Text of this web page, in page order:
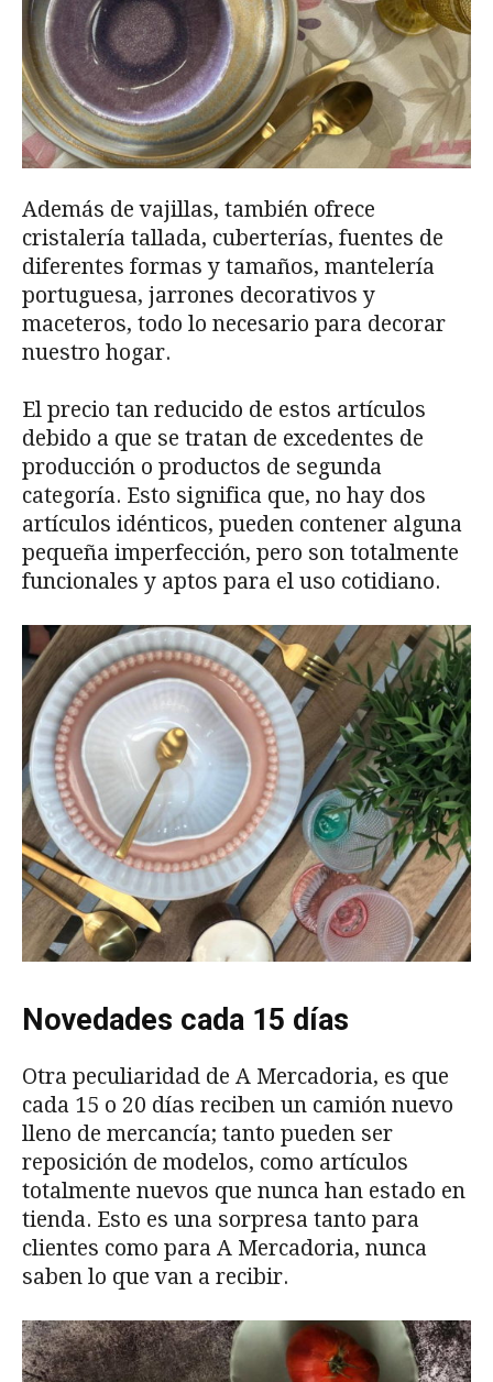
Además de vajillas, también ofrece
cristalería tallada, cuberterías, fuentes de
diferentes formas y tamaños, mantelería
portuguesa, jarrones decorativos y
maceteros, todo lo necesario para decorar
nuestro hogar.
El precio tan reducido de estos artículos
debido a que se tratan de excedentes de
producción o productos de segunda
categoría. Esto significa que, no hay dos
artículos idénticos, pueden contener alguna
pequeña imperfección, pero son totalmente
funcionales y aptos para el uso cotidiano.
Novedades cada 15 días
Otra peculiaridad de A Mercadoria, es que
cada 15 o 20 días reciben un camión nuevo
lleno de mercancía; tanto pueden ser
reposición de modelos, como artículos
totalmente nuevos que nunca han estado en
tienda. Esto es una sorpresa tanto para
clientes como para A Mercadoria, nunca
saben lo que van a recibir.